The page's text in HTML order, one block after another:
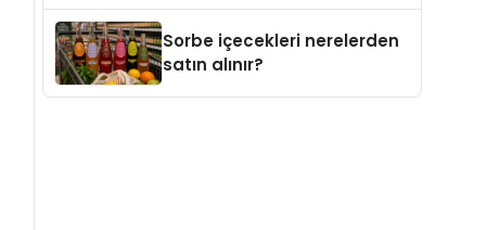
Sorbe içecekleri nerelerden
satın alınır?